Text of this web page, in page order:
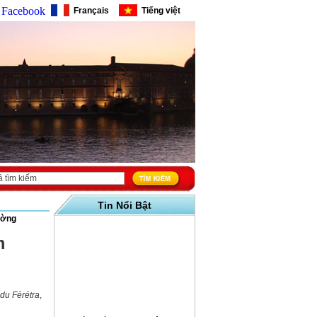
Facebook Français Tiếng việt
Férétra,
Tin Nổi Bật